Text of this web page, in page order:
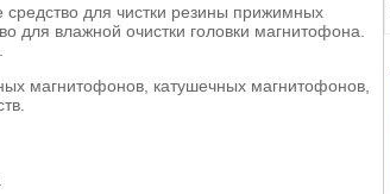
для чистки резины прижимных
для влажной очистки головки магнитофона.
магнитофонов, катушечных магнитофонов,